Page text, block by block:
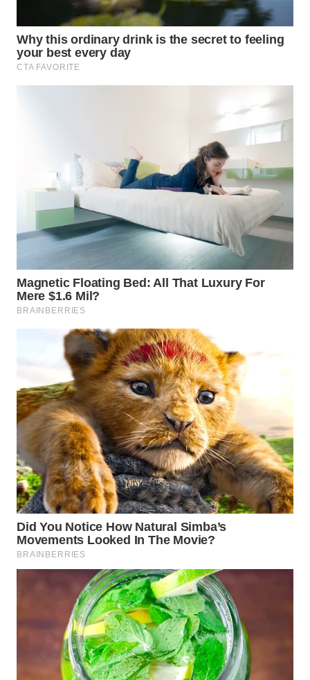
WN
NATUNA
WN
MANDALIKA
WN
WN
WN
BORNEO
WAHANA
NEWS
WAHANA
TANI
WAHANA
ADVOKAT
WAHANA
INFRASTRUKTUR
KONSUMEN
WAHANA
LISTRIK